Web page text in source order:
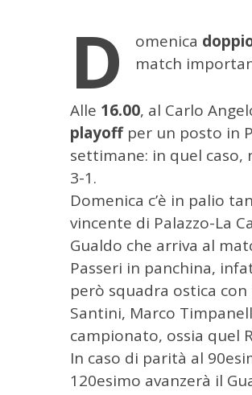
D omenica
match
Alle 16.00, al Carlo
playoffper un posto in
settimane: in quel
3-1.
Domenica c’è in palio
vincente di Palazzo-La
Gualdo che arriva al
Passeri in panchina,
però squadra ostica
Santini, Marco
campionato, ossia quel
In caso di parità al
120esimo avanzerà il
C
e
r
c
a
p